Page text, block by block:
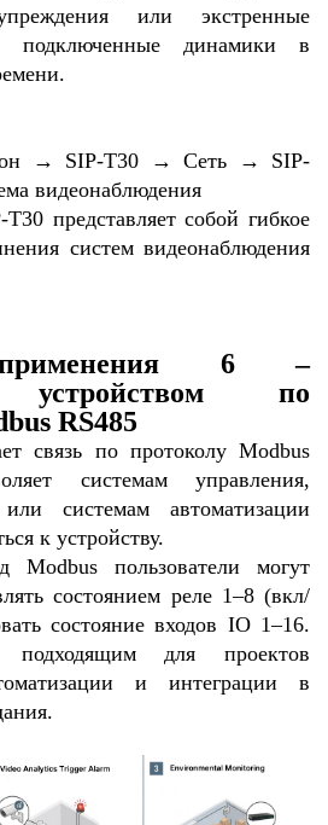
или экстренные
подключенные динамики в
→ SIP-T30 → Сеть → SIP-
видеонаблюдения
представляет собой гибкое
систем видеонаблюдения
6 –
устройством по
RS485
связь по протоколу Modbus
системам управления,
системам автоматизации
к устройству.
пользователи могут
состоянием реле 1–8 (вкл/
состояние входов IO 1–16.
для проектов
и интеграции в